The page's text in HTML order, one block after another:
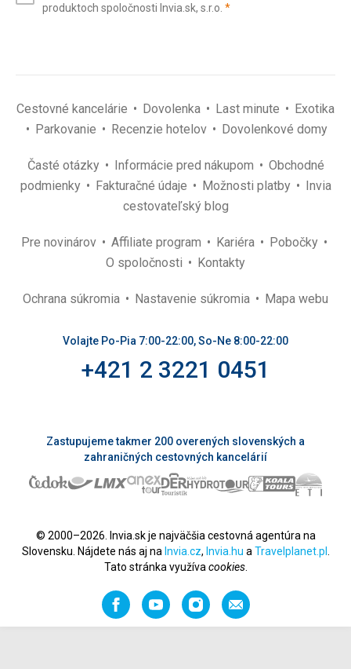
(povinné)
produktoch spoločnosti Invia.sk, s.r.o. *(povinné)
Cestovné kancelárie Dovolenka Last minute
Exotika
Parkovanie
Recenzie hotelov Dovolenkové domy
Časté otázky Informácie pred nákupom
Obchodné
podmienky
Fakturačné údaje Možnosti platby
Invia
cestovateľský blog
Pre novinárov Affiliate program Kariéra
Pobočky
O spoločnosti
Kontakty
Ochrana súkromia Nastavenie súkromia Mapa webu
Volajte Po-Pia 7:00-22:00, So-Ne 8:00-22:00
+421 2 3221 0451
Zastupujeme takmer 200 overených slovenských a
zahraničných cestovných kancelárií
© 2000–2026. Invia.sk je najväčšia cestovná agentúra na
Slovensku. Nájdete nás aj na Invia.cz, Invia.hu a Travelplanet.pl
Tato stránka využíva cookies.
FacebookYouTubeInstagramOdporučiť